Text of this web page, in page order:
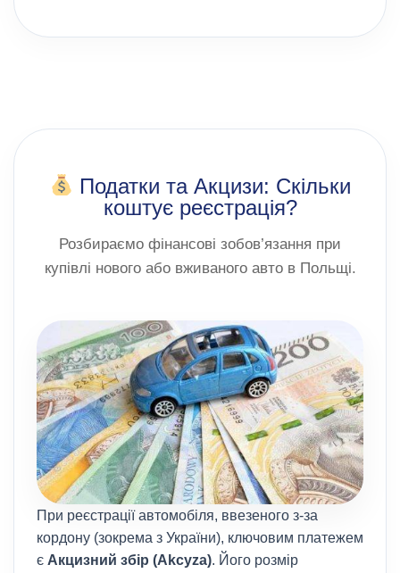
Податки та Акцизи: Скільки
коштує реєстрація?
Розбираємо фінансові зобов’язання при
купівлі нового або вживаного авто в Польщі.
При реєстрації автомобіля, ввезеного з-за
кордону (зокрема з України), ключовим платежем
є Акцизний збір (Akcyza). Його розмір